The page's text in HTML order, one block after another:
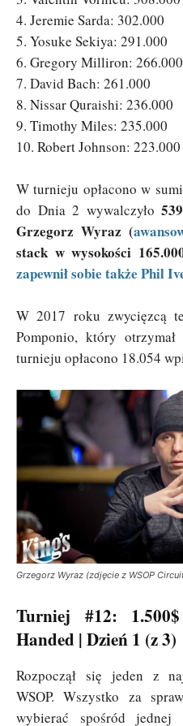
4. Jeremie Sarda: 302.000
5. Yosuke Sekiya: 291.000
6. Gregory Milliron: 266.000
7. David Bach: 261.000
8. Nissar Quraishi: 236.000
9. Timothy Miles: 235.000
10. Robert Johnson: 223.000
W turnieju opłacono w
do Dnia 2 wywalczyło
Grzegorz Wyraz (
stack w wysokości
zapewnił sobie także Phil
W 2017 roku zwycięzcą
Pomponio, który
turnieju opłacono 18.054
Grzegorz Wyraz (zdjęcie z WSOP
Turniej #12:
Handed | Dzień 1 (z 3)
Rozpoczął się jeden z
WSOP. Wszystko za
wybierać spośród jednej